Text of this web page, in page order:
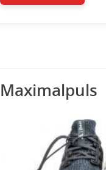
Maximalpuls